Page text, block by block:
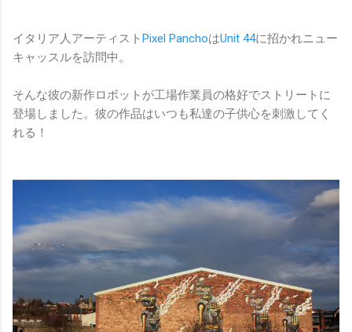
イタリア人アーティスト Pixel PanchoはUnit 44に招かれニュー
キャッスルを訪問中。
そんな彼の新作ロボットが工場作業員の格好でストリートに
登場しました。彼の作品はいつも私達の子供心を刺激してく
れる！